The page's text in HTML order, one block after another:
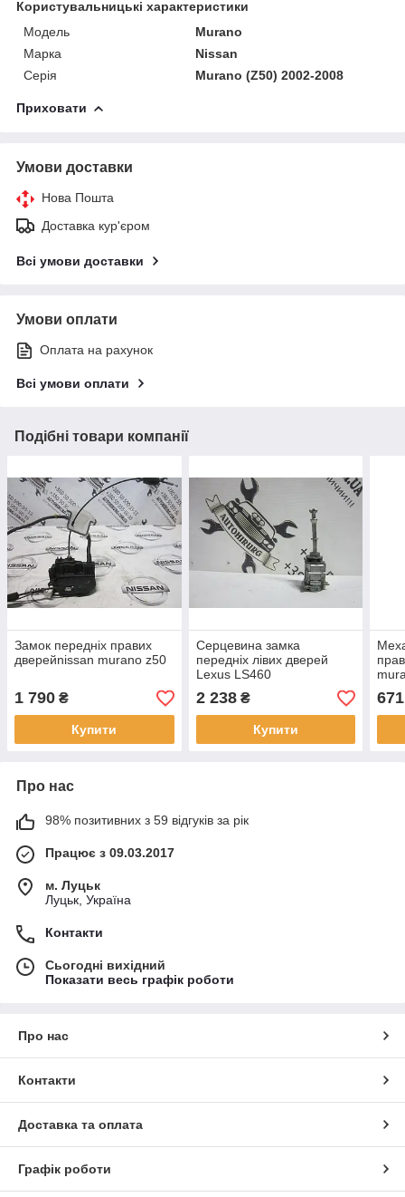
Користувальницькі характеристики
Модель
Murano
Марка
Nissan
Серія
Murano (Z50) 2002-2008
Приховати
Умови доставки
Нова Пошта
Доставка кур'єром
Всі умови доставки
Умови оплати
Оплата на рахунок
Всі умови оплати
Подібні товари компанії
Замок передніх правих
дверейnissan murano z50
1 790 ₴
Купити
Серцевина замка
передніх лівих дверей
Lexus LS460
2 238₴
Купити
671
Про нас
98% позитивних з 59 відгуків за рік
Працює з 09.03.2017
м. Луцьк
Луцьк, Україна
Контакти
Сьогодні вихідний
Показати весь графік роботи
Про нас
Контакти
Доставка та оплата
Графік роботи